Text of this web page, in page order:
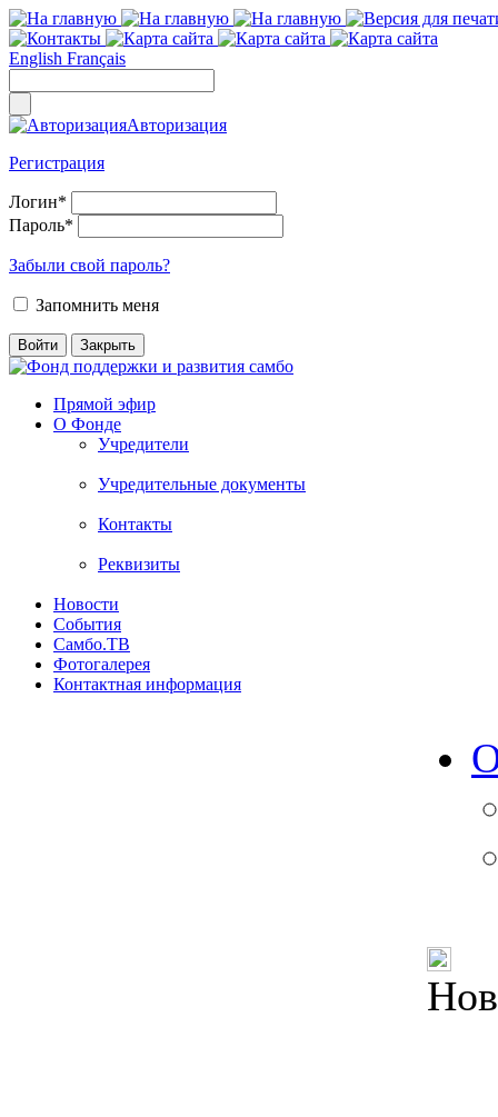
English Français
Авторизация
Регистрация
Логин*
Пароль*
Забыли свой пароль?
Запомнить меня
Прямой эфир
О Фонде
Учредители
Учредительные документы
Контакты
Реквизиты
Новости
События
Самбо.ТВ
Фотогалерея
Контактная информация